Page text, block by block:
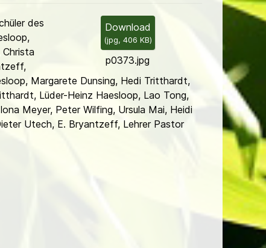
Download
(jpg, 406 KB)
p0373.jpg
des
Margarete Dunsing, Hedi Tritthardt,
Lüder-Heinz Haesloop, Lao Tong,
Meyer, Peter Wilfing, Ursula Mai, Heidi
Utech, E. Bryantzeff, Lehrer Pastor